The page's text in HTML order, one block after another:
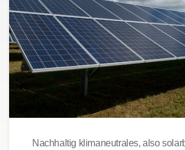
Nachhaltig klimaneutrales, also